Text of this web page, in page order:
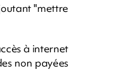
"mettre
à internet
non payées